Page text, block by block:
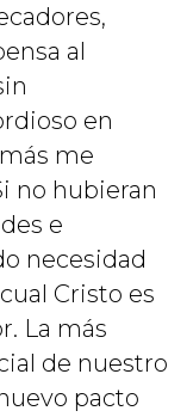
al
en
me
no hubieran
e
necesidad
Cristo es
La más
de nuestro
pacto